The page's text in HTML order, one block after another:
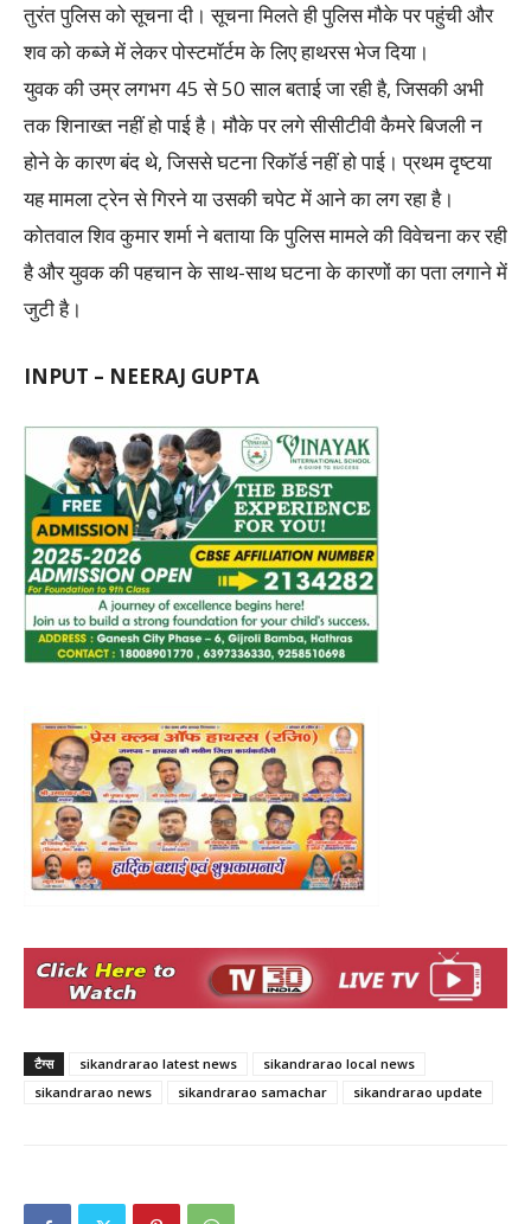
तुरंत पुलिस को सूचना दी। सूचना मिलते ही पुलिस मौके पर पहुंची और
शव को कब्जे में लेकर पोस्टमॉर्टम के लिए हाथरस भेज दिया।
युवक की उम्र लगभग 45 से 50 साल बताई जा रही है, जिसकी अभी
तक शिनाख्त नहीं हो पाई है। मौके पर लगे सीसीटीवी कैमरे बिजली न
होने के कारण बंद थे, जिससे घटना रिकॉर्ड नहीं हो पाई। प्रथम दृष्टया
यह मामला ट्रेन से गिरने या उसकी चपेट में आने का लग रहा है।
कोतवाल शिव कुमार शर्मा ने बताया कि पुलिस मामले की विवेचना कर रही
है और युवक की पहचान के साथ-साथ घटना के कारणों का पता लगाने में
जुटी है।
INPUT – NEERAJ GUPTA
टैग्स sikandrarao latest news
sikandrarao local news
sikandrarao news
sikandrarao samachar sikandrarao update